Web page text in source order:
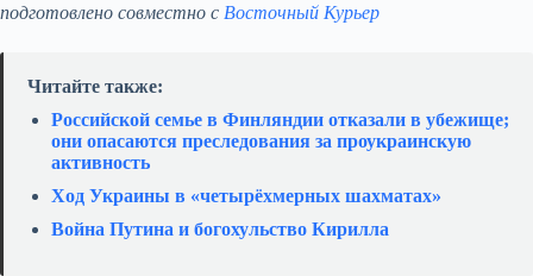
подготовлено совместно с Восточный Курьер
Читайте также:
Российской семье в Финляндии отказали в убежище;
они опасаются преследования за проукраинскую
активность
Ход Украины в «четырёхмерных шахматах»
Война Путина и богохульство Кирилла